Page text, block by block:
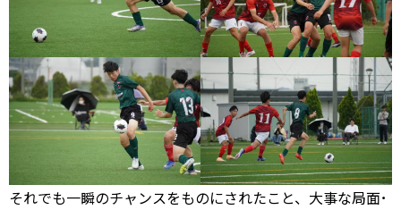
それでも一瞬のチャンスをものにされたこと、大事な局面･